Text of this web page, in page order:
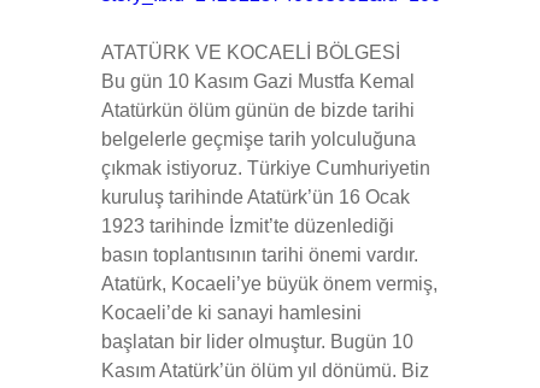
ATATÜRK VE KOCAELİ BÖLGESİ
Bu gün 10 Kasım Gazi Mustfa Kemal
Atatürkün ölüm günün de bizde tarihi
belgelerle geçmişe tarih yolculuğuna
çıkmak istiyoruz. Türkiye Cumhuriyetin
kuruluş tarihinde Atatürk’ün 16 Ocak
1923 tarihinde İzmit’te düzenlediği
basın toplantısının tarihi önemi vardır.
Atatürk, Kocaeli’ye büyük önem vermiş,
Kocaeli’de ki sanayi hamlesini
başlatan bir lider olmuştur. Bugün 10
Kasım Atatürk’ün ölüm yıl dönümü. Biz